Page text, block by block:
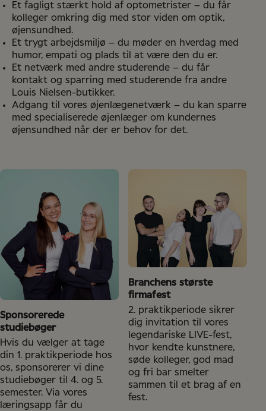
Et fagligt stærkt hold af optometrister – du får
kolleger omkring dig med stor viden om optik,
øjensundhed.
Et trygt arbejdsmiljø – du møder en hverdag med
humor, empati og plads til at være den du er.
Et netværk med andre studerende – du får
kontakt og sparring med studerende fra andre
Louis Nielsen-butikker.
Adgang til vores øjenlægenetværk – du kan sparre
med specialiserede øjenlæger om kundernes
øjensundhed når der er behov for det.
Sponsorerede
studiebøger
Hvis du vælger at tage
din 1. praktikperiode hos
os, sponsorerer vi dine
studiebøger til 4. og 5.
semester. Via vores
læringsapp får du
Branchens største
firmafest
2. praktikperiode sikrer
dig invitation til vores
legendariske LIVE-fest,
hvor kendte kunstnere,
søde kolleger, god mad
og fri bar smelter
sammen til et brag af en
fest.